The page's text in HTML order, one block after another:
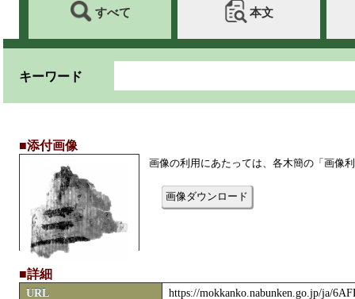
すべて 本文
キーワード
■添付画像
画像の利用にあたっては、各木簡の「画像
画像ダウンロード
■詳細
URL
https://mokkanko.nabunken.go.jp/ja/